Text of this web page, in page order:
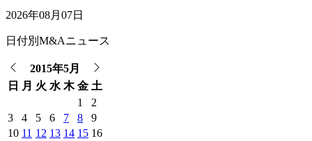
2026年08月07日
日付別M&Aニュース
2015年5月
日
月 火 水 木 金 土
1
2
3
4 5 6 7 8
9
10 11 12 13 14 15 16